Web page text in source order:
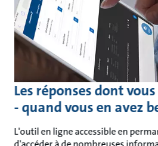
Les réponses dont
- quand vous en avez
L'outil en ligne accessible en